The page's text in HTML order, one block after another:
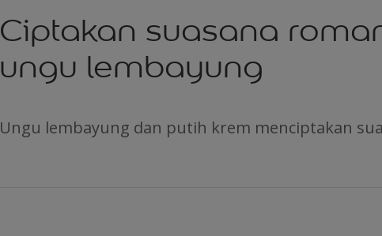
Ciptakan suasana
ungu lembayung
Ungu lembayung dan putih krem menciptakan